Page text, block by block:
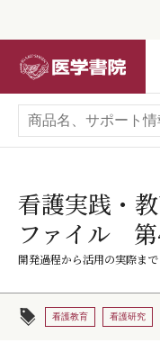
看護実践・
ファイル
開発過程から活用の実際まで
看護教育 看護研究